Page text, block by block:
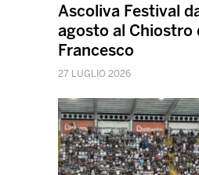
Ascoliva Festival
agosto al Chiostro
Francesco
27 LUGLIO 2026